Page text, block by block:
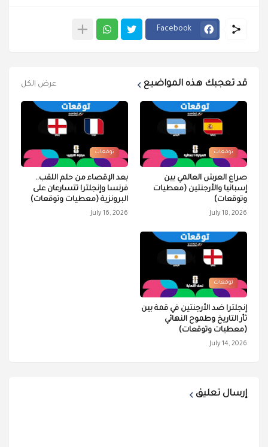
Facebook
قد تعجبك هذه المواضيع عرض الكل
توقعات
صراع العرش العالمي بين
إسبانيا والأرجنتين (معطيات
وتوقعات)
July 18, 2026
توقعات
بعد الإقصاء من حلم اللقب..
فرنسا وإنجلترا تتسارعان على
البرونزية (معطيات وتوقعات)
July 16, 2026
توقعات
إنجلترا ضد الأرجنتين في قمة بين
ثأر التاريخ وطموح النهائي
(معطيات وتوقعات)
July 14, 2026
إرسال تعليق